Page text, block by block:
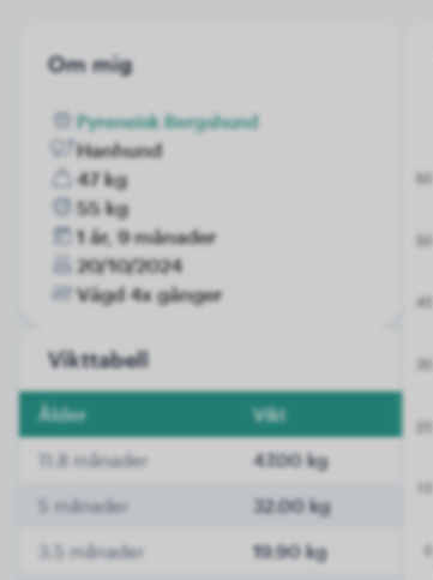
Om mig
Pyreneisk Bergshund
Hanhund
47 kg
55 kg
1 år, 9 månader
20/10/2024
Vägd 4x gånger
Vikttabell
Ålder Vikt
11.8 månader 47.00 kg
5 månader 32.00 kg
3.5 månader 19.90 kg